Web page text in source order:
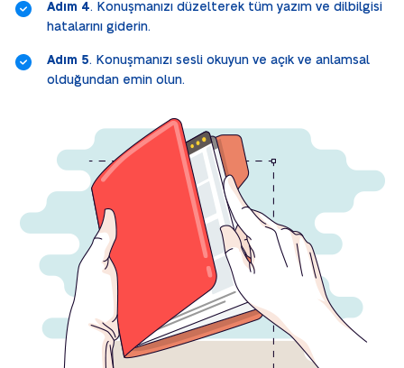
Adım 4. Konuşmanızı düzelterek tüm yazım ve dilbilgisi
hatalarını giderin.
Adım 5. Konuşmanızı sesli okuyun ve açık ve anlamsal
olduğundan emin olun.